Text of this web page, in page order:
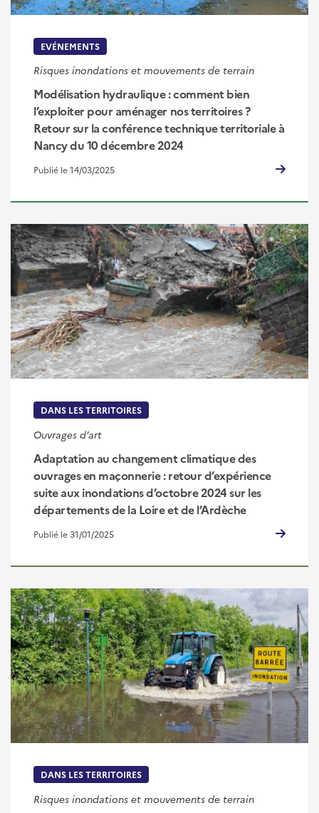
EVÉNEMENTS
Risques inondations et mouvements de terrain
Modélisation hydraulique : comment bien
l’exploiter pour aménager nos territoires ?
Retour sur la conférence technique territoriale à
Nancy du 10 décembre 2024
Publié le 14/03/2025
DANS LES TERRITOIRES
Ouvrages d’art
Adaptation au changement climatique des
ouvrages en maçonnerie : retour d’expérience
suite aux inondations d’octobre 2024 sur les
départements de la Loire et de l’Ardèche
Publié le 31/01/2025
DANS LES TERRITOIRES
Risques inondations et mouvements de terrain